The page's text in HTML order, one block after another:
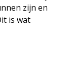
zijn en
is wat